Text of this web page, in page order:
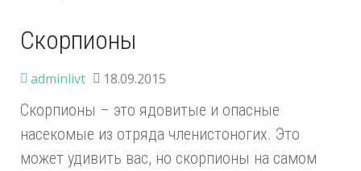
Скорпионы
adminlivt 18.09.2015
Скорпионы – это ядовитые и опасные
насекомые из отряда членистоногих. Это
может удивить вас, но скорпионы на самом